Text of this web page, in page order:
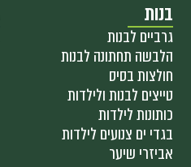
בנות
גרביים לבנות
הלבשה תחתונה לבנות
חולצות בסיס
טייצים לבנות ולילדות
כותונות לילדות
בגדי ים צנועים לילדות
אביזרי שיער